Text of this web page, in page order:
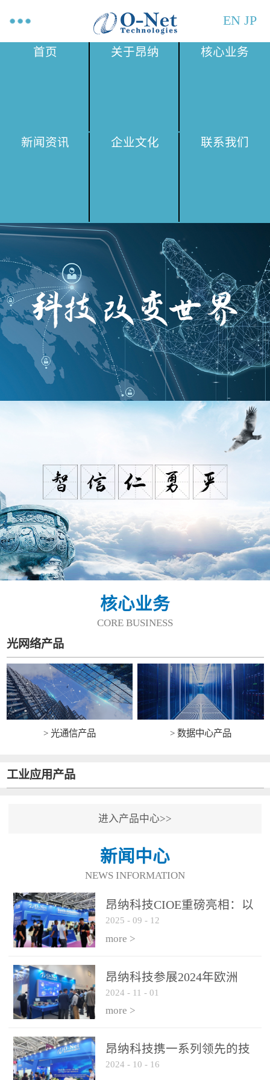
EN JP
首页 关于昂纳 核心业务
新闻资讯 企业文化 联系我们
核心业务
CORE BUSINESS
光网络产品
> 光通信产品 > 数据中心产品
工业应用产品
进入产品中心>>
新闻中心
NEWS INFORMATION
昂纳科技CIOE重磅亮相：以
光通信创新引擎，驱动AI与
算力互联新时代
2025 - 09 - 12
more >
昂纳科技参展2024年欧洲
ECOC展会
2024 - 11 - 01
more >
昂纳科技携一系列领先的技
术平台和优秀产品参展2024
2024 - 10 - 16